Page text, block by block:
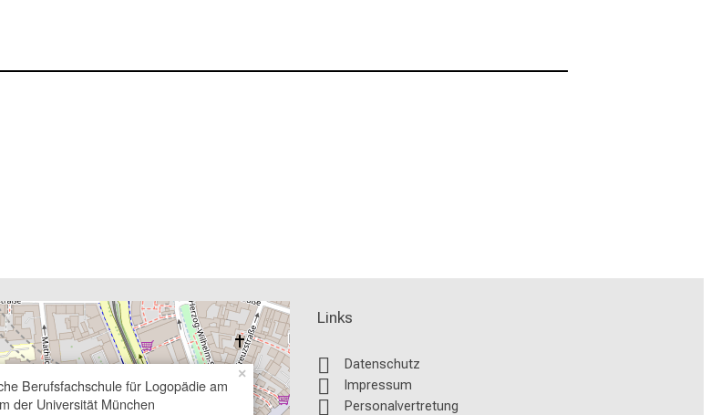
Berufsfachschule für Logopädie am
der Universität München
×
Links
Datenschutz
Impressum
Personalvertretung